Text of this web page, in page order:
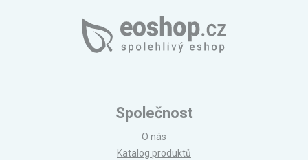
Společnost
O nás
Katalog produktů